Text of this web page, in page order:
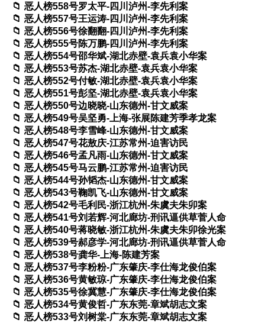
恶人榜558号罗太平-四川泸州-李先利案
恶人榜557号王运涛-四川泸州-李先利案
恶人榜556号徐翻翻-四川泸州-李先利案
恶人榜555号陈万鹏-四川泸州-李先利案
恶人榜554号邵华斌-湖北赤壁-袁兵袁小华案
恶人榜553号苏杰-湖北赤壁-袁兵袁小华案
恶人榜552号付敏-湖北赤壁-袁兵袁小华案
恶人榜551号彭坚-湖北赤壁-袁兵袁小华案
恶人榜550号边晓晓-山东德州-甘文威案
恶人榜549号吴坚勇-上海-张展陈建芳季孝龙案
恶人榜548号李雪峰-山东德州-甘文威案
恶人榜547号花敖庆-江苏常州-迫害访民
恶人榜546号孟凡雨-山东德州-甘文威案
恶人榜545号马云鹏-江苏常州-迫害访民
恶人榜544号孙韬杰-山东德州-甘文威案
恶人榜543号鞠凯飞-山东德州-甘文威案
恶人榜542号毛利民-浙江杭州-朱虞夫朱卯案
恶人榜541号刘若辉-河北廊坊-刑讯逼供草菅人命
恶人榜540号蒋晓敏-浙江杭州-朱虞夫朱卯徐光案
恶人榜539号郝彦学-河北廊坊-刑讯逼供草菅人命
恶人榜538号龚华-上海-陈建芳案
恶人榜537号李粉粉-广东肇庆-李仕海龙俊伯案
恶人榜536号黄敏琼-广东肇庆-李仕海龙俊伯案
恶人榜535号徐冀慧-广东肇庆-李仕海龙俊伯案
恶人榜534号黄俊哲-广东东莞-章斌胡志文案
恶人榜533号刘树棠-广东东莞-章斌胡志文案